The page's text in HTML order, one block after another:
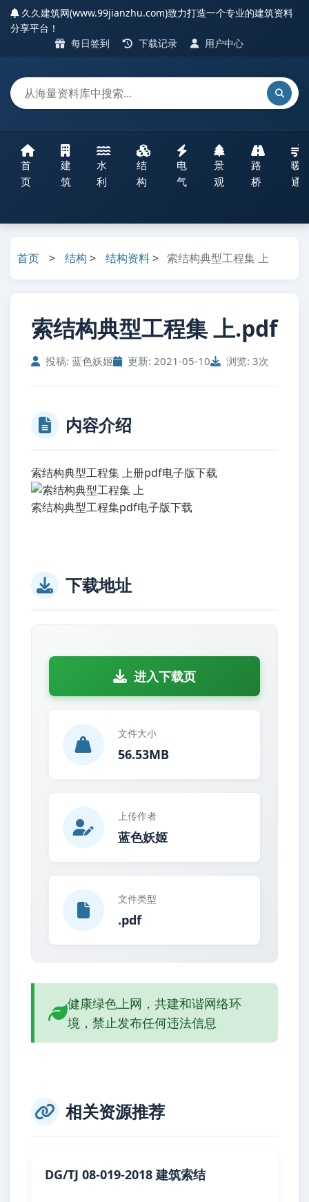
久久建筑网(www.99jianzhu.com)致力打造一个专业的建筑资料
分享平台！
每日签到
下载记录 用户中心
首
页
建
筑
水
利
结
构
电
气
景
观
路
桥
暖
通
首页 > 结构 > 结构资料> 索结构典型工程集 上
索结构典型工程集 上.pdf
投稿: 蓝色妖姬 更新: 2021-05-10 浏览: 3次
内容介绍
索结构典型工程集 上册pdf电子版下载
索结构典型工程集pdf电子版下载
下载地址
进入下载页
文件大小
56.53MB
上传作者
蓝色妖姬
文件类型
.pdf
健康绿色上网，共建和谐网络环
境，禁止发布任何违法信息
相关资源推荐
DG/TJ 08-019-2018 建筑索结